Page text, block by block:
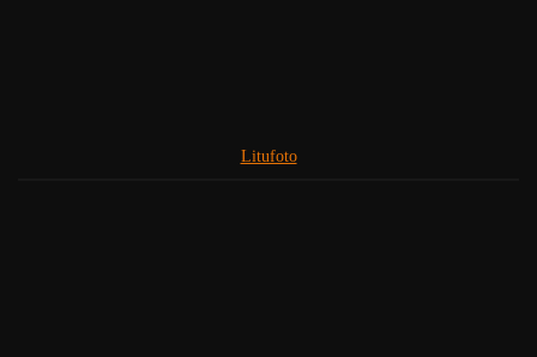
Litufoto